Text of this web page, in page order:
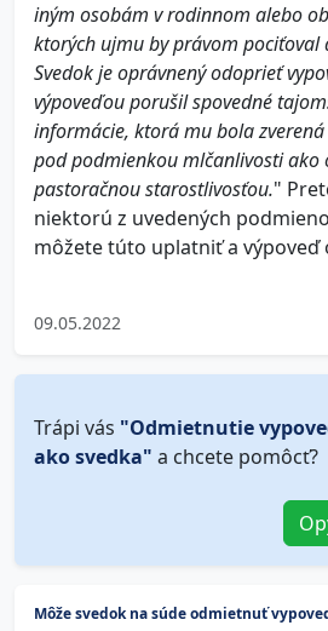
iným osobám v rodinnom alebo
ktorých ujmu by právom pociťoval
Svedok je oprávnený odoprieť
výpoveďou porušil spovedné
informácie, ktorá mu bola
pod podmienkou mlčanlivosti ako
pastoračnou starostlivosťou."
niektorú z uvedených
môžete túto uplatniť a výpoveď
09.05.2022
Trápi vás "Odmietnutie
ako svedka" a chcete pomôcť?
Môže svedok na súde odmietnuť